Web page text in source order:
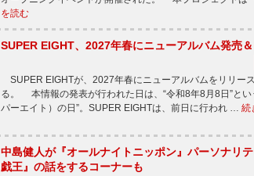
を読む
SUPER EIGHT、2027年春にニューアルバム発売
SUPER EIGHTが、2027年春にニューアルバムをリリー
る。 本情報の発表が行われた日は、“令和8年8月8日”とい
パーエイト）の日”。SUPER EIGHTは、前日に行われ … 続
中島健人が『オールナイトニッポン』パーソナリ
戯王』の話をするコーナーも